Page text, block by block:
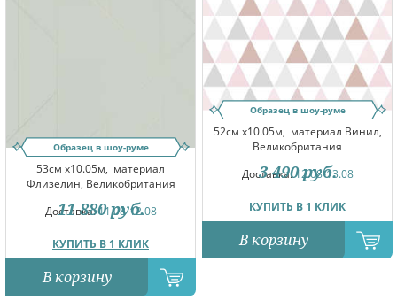
Образец в шоу-руме
53см x10.05м, материал
Флизелин, Великобритания
Доставка:11.08-12.08
КУПИТЬ В 1 КЛИК
11 880 руб.
В корзину
Образец в шоу-руме
52см x10.05м, материал Винил,
Великобритания
Доставка:12.08-13.08
КУПИТЬ В 1 КЛИК
3 490 руб.
В корзину